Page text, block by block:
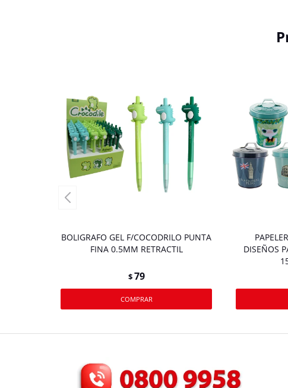
BOLIGRAFO GEL F/COCODRILO PUNTA
FINA 0.5MM RETRACTIL
$79
DISEÑOS